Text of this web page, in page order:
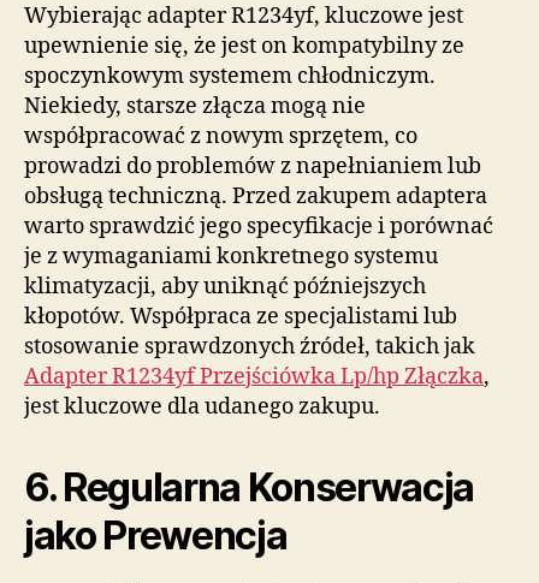
Wybierając adapter R1234yf, kluczowe jest
upewnienie się, że jest on kompatybilny ze
spoczynkowym systemem chłodniczym.
Niekiedy, starsze złącza mogą nie
współpracować z nowym sprzętem, co
prowadzi do problemów z napełnianiem lub
obsługą techniczną. Przed zakupem adaptera
warto sprawdzić jego specyfikacje i porównać
je z wymaganiami konkretnego systemu
klimatyzacji, aby uniknąć późniejszych
kłopotów. Współpraca ze specjalistami lub
stosowanie sprawdzonych źródeł, takich jak
Adapter R1234yf Przejściówka Lp/hp Złączka,
jest kluczowe dla udanego zakupu.
6. Regularna Konserwacja
jako Prewencja